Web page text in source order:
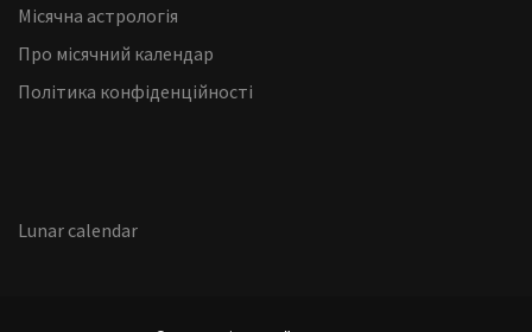
Місячна астрологія
Про місячний календар
Політика конфіденційності
Lunar calendar